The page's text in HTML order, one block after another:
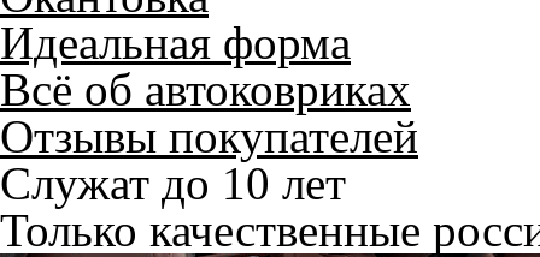
Идеальная форма
Всё об автоковриках
Отзывы покупателей
Служат до 10 лет
Только качественные